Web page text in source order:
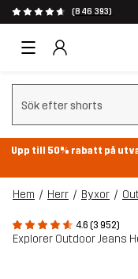
(846 393)
Rensa sök
Upp till 50% rabatt på
Hem Herr Byxor
4.6 (3 952)
Explorer Outdoor Jeans